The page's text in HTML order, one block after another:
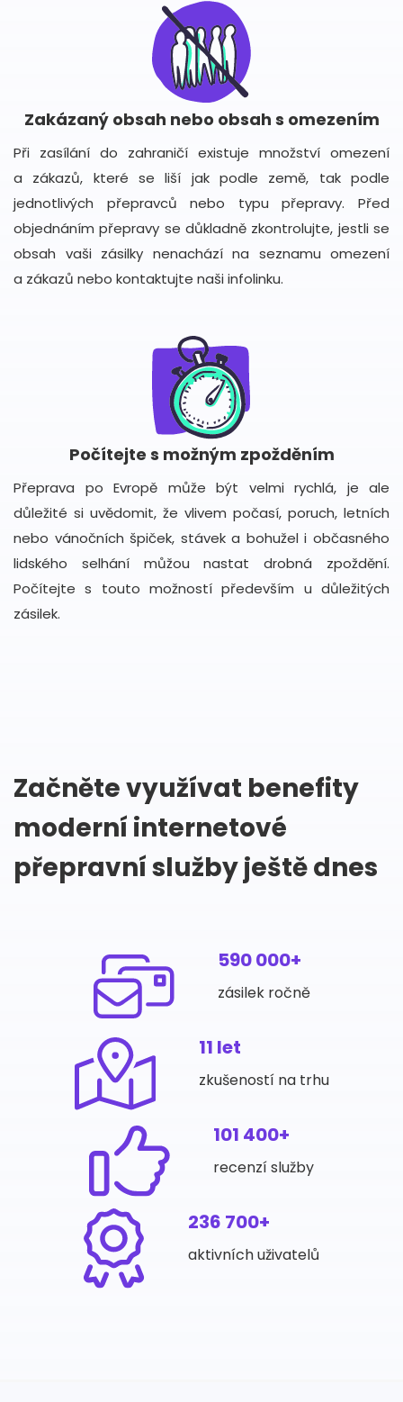
Zakázaný obsah nebo obsah s omezením
Při zasílání do zahraničí existuje množství omezení
a zákazů, které se liší jak podle země, tak podle
jednotlivých přepravců nebo typu přepravy. Před
objednáním přepravy se důkladně zkontrolujte, jestli se
obsah vaši zásilky nenachází na seznamu omezení
a zákazů nebo kontaktujte naši infolinku.
Počítejte s možným zpožděním
Přeprava po Evropě může být velmi rychlá, je ale
důležité si uvědomit, že vlivem počasí, poruch, letních
nebo vánočních špiček, stávek a bohužel i občasného
lidského selhání můžou nastat drobná zpoždění.
Počítejte s touto možností především u důležitých
zásilek.
Začněte využívat benefity
moderní internetové
přepravní služby ještě dnes
590 000+
zásilek ročně
11 let
zkušeností na trhu
101 400+
recenzí služby
236 700+
aktivních uživatelů